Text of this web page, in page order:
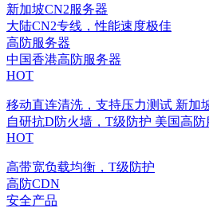
新加坡CN2服务器
大陆CN2专线，性能速度极佳
高防服务器
中国香港高防服务器
HOT
移动直连清洗，支持压力测试 新加
自研抗D防火墙，T级防护 美国高防
HOT
高带宽负载均衡，T级防护
高防CDN
安全产品